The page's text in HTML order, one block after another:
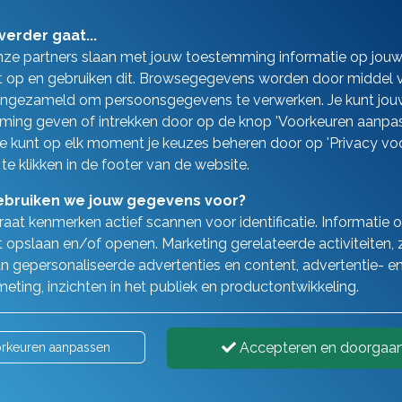
Financiële zekerheid zoals u wilt
een WA-verzekering af te sluiten. Dit is snel te
120 verschillende autoverzekeringen en de keuze
het aantal schadevrije jaren dat u hebt opgebouwd.
gaat...
partners slaan met jouw toestemming informatie op jouw
op en gebruiken dit. Browsegegevens worden door middel
om persoonsgegevens te verwerken. Je kunt
geven of intrekken door op de knop 'Voorkeuren
kunt op elk moment je keuzes beheren door op 'Privacy
klikken in de footer van de website.
we jouw gegevens voor?
kenmerken actief scannen voor identificatie. Informatie
opslaan en/of openen. Marketing gerelateerde activiteiten,
gepersonaliseerde advertenties en content, advertentie- en
inzichten in het publiek en productontwikkeling.
aanpassen Accepteren en